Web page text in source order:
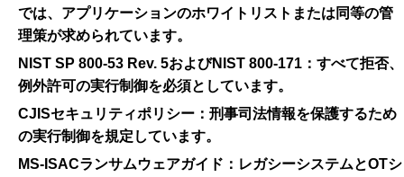
では、アプリケーションのホワイトリストまたは同等の管
理策が求められています。
NIST SP 800-53 Rev. 5およびNIST 800-171 ：すべて拒否、
例外許可の実行制御を必須としています。
CJISセキュリティポリシー ：刑事司法情報を保護するため
の実行制御を規定しています。
MS-ISACランサムウェアガイド ：レガシーシステムとOTシ